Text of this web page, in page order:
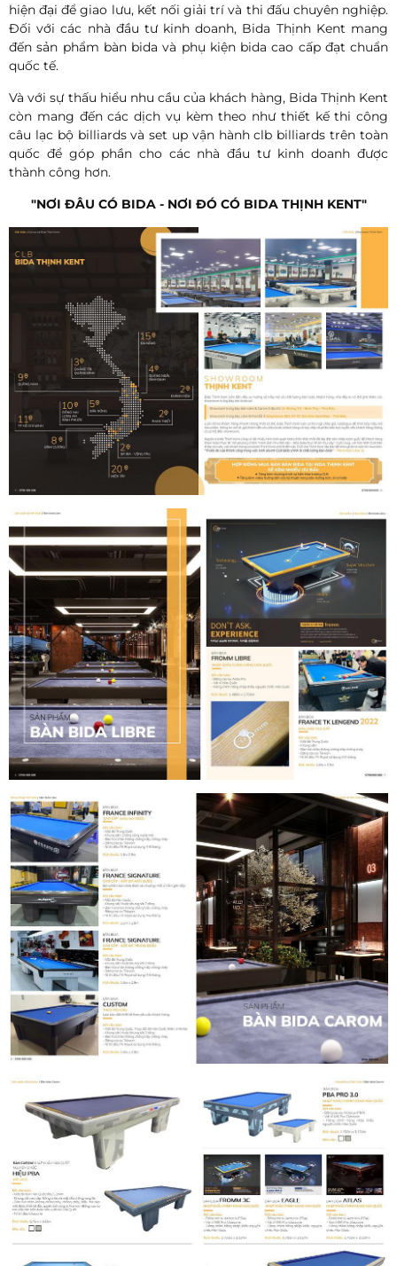
hiện đại để giao lưu, kết nối giải trí và thi đấu chuyên nghiệp.
Đối với các nhà đầu tư kinh doanh, Bida Thịnh Kent mang
đến sản phẩm bàn bida và phụ kiện bida cao cấp đạt chuẩn
quốc tế.
Và với sự thấu hiểu nhu cầu của khách hàng, Bida Thịnh Kent
còn mang đến các dịch vụ kèm theo như thiết kế thi công
câu lạc bộ billiards và set up vận hành clb billiards trên toàn
quốc để góp phần cho các nhà đầu tư kinh doanh được
thành công hơn.
"NƠI ĐÂU CÓ BIDA - NƠI ĐÓ CÓ BIDA THỊNH KENT"